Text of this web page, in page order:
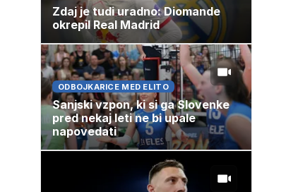
Zdaj je tudi uradno: Diomande
okrepil Real Madrid
ODBOJKARICE MED ELITO
Sanjski vzpon, ki si ga Slovenke
pred nekaj leti ne bi upale
napovedati